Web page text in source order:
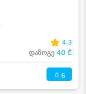
4.3
დაზოგე 40 ₾
6